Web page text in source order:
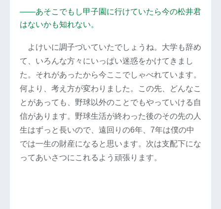
――あそこでもし甲子園に行けていたら今の松井君
はないかも知れない。
よけいに調子づいていたでしょうね。大学も辞め
て、いろんな方々にいっぱい迷惑をかけてきまし
た。それがあったから今ここでしゃべれています。
何より、考え方が変わりました。この先、どんなこ
とがあっても、野球以外のことでもやっていける自
信があります。野球生活が終わった後のその先の人
生はずっと長いので、遠回りの6年、7年は僕の中
では一生の財産になると思います。次は支配下にな
ってあいさつにこれるよう頑張ります。